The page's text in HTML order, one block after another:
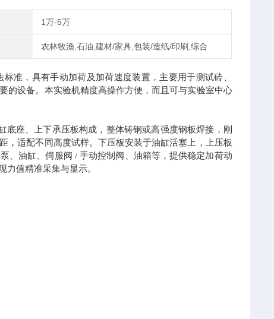
1万-5万
农林牧渔,石油,建材/家具,包装/造纸/印刷,综合
准，具有手动加荷及加荷速度装置，主要用于测试砖、
的设备。本实验机精度高操作方便，而且可与实验室中心
座、上下承压板构成，整体铸钢或高强度钢板焊接，刚
，适配不同高度试样。下压板安装于油缸活塞上，上压板
、油缸、伺服阀 / 手动控制阀、油箱等，提供稳定加荷动
力值精准采集与显示。